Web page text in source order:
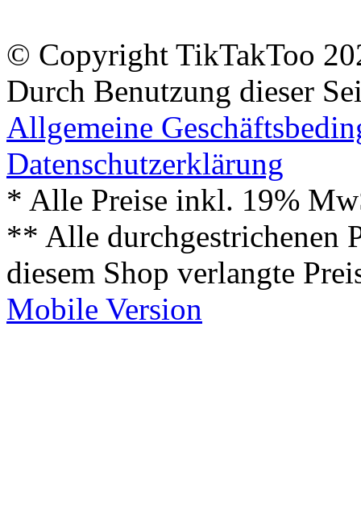
© Copyright TikTakToo
Durch Benutzung dieser
Allgemeine
Datenschutzerklärung
* Alle Preise inkl. 19%
** Alle durchgestrichenen
diesem Shop verlangte
Mobile Version